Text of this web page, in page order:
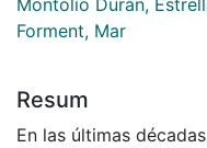
Forment, Mar
Resum
En las últimas